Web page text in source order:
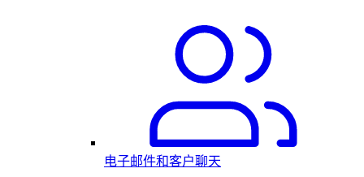
电子邮件和客户聊天